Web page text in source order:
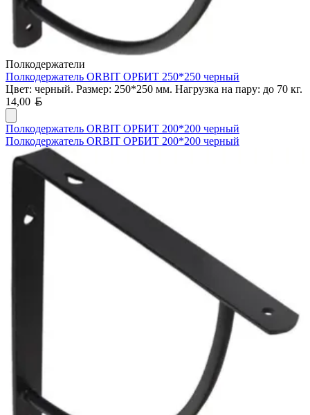
Полкодержатели
Полкодержатель ORBIT ОРБИТ 250*250 черный
Цвет: черный. Размер: 250*250 мм. Нагрузка на пару: до 70 кг.
14,00
Полкодержатель ORBIT ОРБИТ 200*200 черный
Полкодержатель ORBIT ОРБИТ 200*200 черный